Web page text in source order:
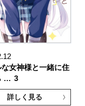
な女神様と一緒に住
… 3
詳しく見る